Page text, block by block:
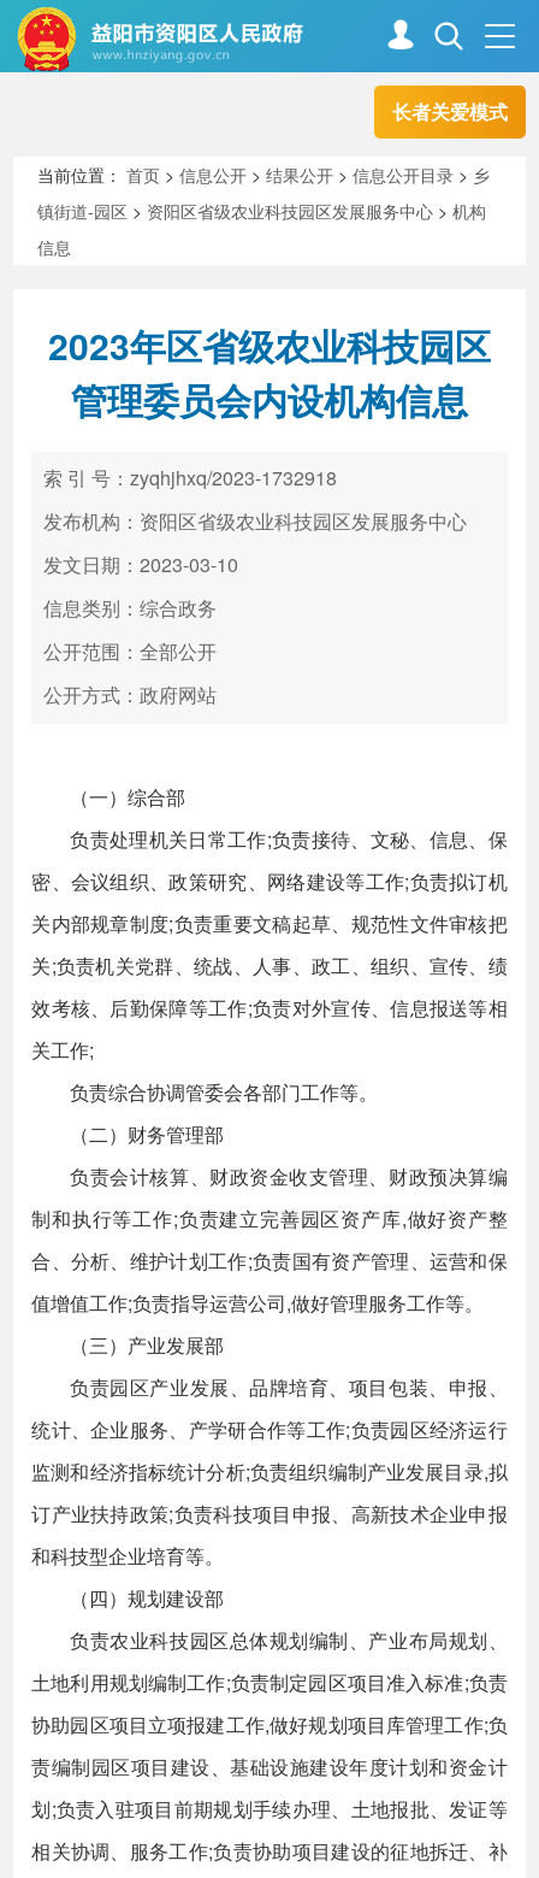
长者关爱模式
走进资阳
新闻中心 解读回应
政务服务
高效办成一件事
当前位置：首页 >信息公开 >结果公开 >信息公开目录 > 乡
镇街道-园区 > 资阳区省级农业科技园区发展服务中心 >机构
信息
2023年区省级农业科技园区
管理委员会内设机构信息
索 引 号：zyqhjhxq/2023-1732918
发布机构：资阳区省级农业科技园区发展服务中心
发文日期：2023-03-10
信息类别：综合政务
公开范围：全部公开
公开方式：政府网站
（一）综合部
负责处理机关日常工作;负责接待、文秘、信息、保
密、会议组织、政策研究、网络建设等工作;负责拟订机
关内部规章制度;负责重要文稿起草、规范性文件审核把
关;负责机关党群、统战、人事、政工、组织、宣传、绩
效考核、后勤保障等工作;负责对外宣传、信息报送等相
关工作;
负责综合协调管委会各部门工作等。
（二）财务管理部
负责会计核算、财政资金收支管理、财政预决算编
制和执行等工作;负责建立完善园区资产库,做好资产整
合、分析、维护计划工作;负责国有资产管理、运营和保
值增值工作;负责指导运营公司,做好管理服务工作等。
（三）产业发展部
负责园区产业发展、品牌培育、项目包装、申报、
统计、企业服务、产学研合作等工作;负责园区经济运行
监测和经济指标统计分析;负责组织编制产业发展目录,拟
订产业扶持政策;负责科技项目申报、高新技术企业申报
和科技型企业培育等。
（四）规划建设部
负责农业科技园区总体规划编制、产业布局规划、
土地利用规划编制工作;负责制定园区项目准入标准;负责
协助园区项目立项报建工作,做好规划项目库管理工作;负
责编制园区项目建设、基础设施建设年度计划和资金计
划;负责入驻项目前期规划手续办理、土地报批、发证等
相关协调、服务工作;负责协助项目建设的征地拆迁、补